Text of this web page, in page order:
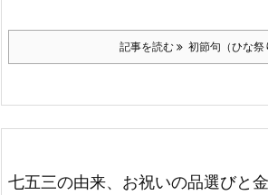
記事を読む 初節句（ひな祭
七五三の由来、お祝いの品選びと